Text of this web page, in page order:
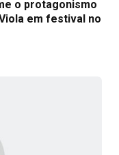
o protagonismo
em festival no